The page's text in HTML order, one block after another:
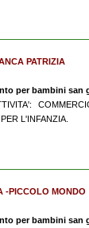
PATRIZIA
per bambini san
L'INFANZIA.
-PICCOLO MONDO
per bambini san